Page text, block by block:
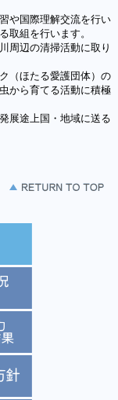
や国際理解交流を行い
取組を行います。
周辺の清掃活動に取り
（ほたる愛護団体）の
から育てる活動に積極
展途上国・地域に送る